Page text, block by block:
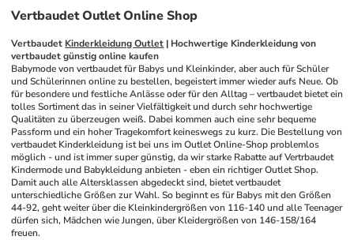
Vertbaudet Outlet Online Shop
Vertbaudet Kinderkleidung Outlet | Hochwertige Kinderkleidung von
vertbaudet günstig online kaufen
Babymode von vertbaudet für Babys und Kleinkinder, aber auch für Schüler
und Schülerinnen online zu bestellen, begeistert immer wieder aufs Neue. Ob
für besondere und festliche Anlässe oder für den Alltag – vertbaudet bietet ein
tolles Sortiment das in seiner Vielfältigkeit und durch sehr hochwertige
Qualitäten zu überzeugen weiß. Dabei kommen auch eine sehr bequeme
Passform und ein hoher Tragekomfort keineswegs zu kurz. Die Bestellung von
vertbaudet Kinderkleidung ist bei uns im Outlet Online-Shop problemlos
möglich - und ist immer super günstig, da wir starke Rabatte auf Vertrbaudet
Kindermode und Babykleidung anbieten - eben ein richtiger Outlet Shop.
Damit auch alle Altersklassen abgedeckt sind, bietet vertbaudet
unterschiedliche Größen zur Wahl. So beginnt es für Babys mit den Größen
44-92, geht weiter über die Kleinkindergrößen von 116-140 und alle Teenager
dürfen sich, Mädchen wie Jungen, über Kleidergrößen von 146-158/164
freuen.